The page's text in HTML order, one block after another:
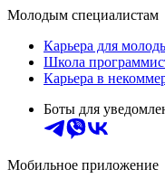
Молодым специалистам
Карьера для
Школа
Карьера в
Боты для
Мобильное приложение